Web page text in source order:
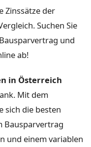
Zinssätze der
Suchen Sie
und
ab!
in Österreich
Mit dem
sich die besten
Bausparvertrag
und einem variablen